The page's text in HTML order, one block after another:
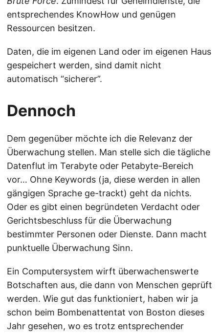
entsprechendes KnowHow und genügen
Ressourcen besitzen.
Daten, die im eigenen Land oder im eigenen Haus
gespeichert werden, sind damit nicht
automatisch “sicherer”.
Dennoch
Dem gegenüber möchte ich die Relevanz der
Überwachung stellen. Man stelle sich die tägliche
Datenflut im Terabyte oder Petabyte-Bereich
vor… Ohne Keywords (ja, diese werden in allen
gängigen Sprache ge-trackt) geht da nichts.
Oder es gibt einen begründeten Verdacht oder
Gerichtsbeschluss für die Überwachung
bestimmter Personen oder Dienste. Dann macht
punktuelle Überwachung Sinn.
Ein Computersystem wirft überwachenswerte
Botschaften aus, die dann von Menschen geprüft
werden. Wie gut das funktioniert, haben wir ja
schon beim Bombenattentat von Boston dieses
Jahr gesehen, wo es trotz entsprechender